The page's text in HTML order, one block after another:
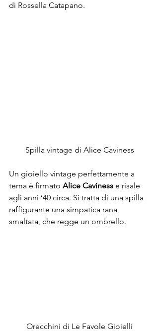
di Rossella Catapano.
Spilla vintage di Alice Caviness
Un gioiello vintage perfettamente a
tema è firmato Alice Caviness e risale
agli anni ’40 circa. Si tratta di una spilla
raffigurante una simpatica rana
smaltata, che regge un ombrello.
Orecchini di Le Favole Gioielli